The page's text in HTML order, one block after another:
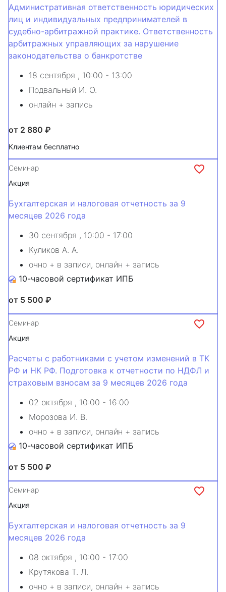
Административная ответственность юридических
лиц и индивидуальных предпринимателей в
судебно-арбитражной практике. Ответственность
арбитражных управляющих за нарушение
законодательства о банкротстве
18 сентября , 10:00 - 13:00
Подвальный И. О.
онлайн + запись
от 2 880 ₽
Клиентам бесплатно
Семинар
Акция
Бухгалтерская и налоговая отчетность за 9
месяцев 2026 года
30 сентября , 10:00 - 17:00
Куликов А. А.
очно + в записи, онлайн + запись
10-часовой сертификат ИПБ
от 5 500 ₽
Семинар
Акция
Расчеты с работниками с учетом изменений в ТК
РФ и НК РФ. Подготовка к отчетности по НДФЛ и
страховым взносам за 9 месяцев 2026 года
02 октября , 10:00 - 16:00
Морозова И. В.
очно + в записи, онлайн + запись
10-часовой сертификат ИПБ
от 5 500 ₽
Семинар
Акция
Бухгалтерская и налоговая отчетность за 9
месяцев 2026 года
08 октября , 10:00 - 17:00
Крутякова Т. Л.
очно + в записи, онлайн + запись